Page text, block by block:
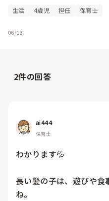
生活 4歳児 担任 保育士
06/13
2件の回答
ai444
保育士
わかります💦
長い髪の子は、遊びや食
ね。